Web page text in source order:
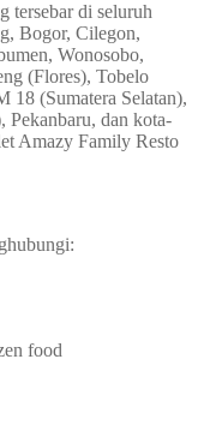
tersebar di seluruh
Bogor, Cilegon,
Wonosobo,
(Flores), Tobelo
18 (Sumatera Selatan),
Pekanbaru, dan kota-
Amazy Family Resto
food